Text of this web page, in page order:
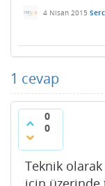
4 Nisan 2015
1 cevap
0
0
Teknik